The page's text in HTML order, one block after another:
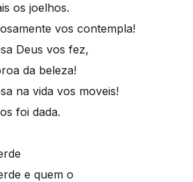
os joelhos.
vos contempla!
Deus vos fez,
da beleza!
na vida vos moveis!
foi dada.
e quem o